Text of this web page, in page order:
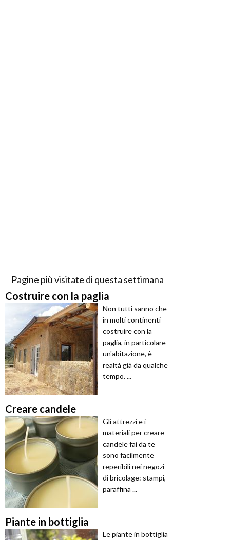
Pagine più visitate di questa settimana
Costruire con la paglia
Non tutti sanno che
in molti continenti
costruire con la
paglia, in particolare
un'abitazione, è
realtà già da qualche
tempo. ...
Creare candele
Gli attrezzi e i
materiali per creare
candele fai da te
sono facilmente
reperibili nei negozi
di bricolage: stampi,
paraffina ...
Piante in bottiglia
Le piante in bottiglia